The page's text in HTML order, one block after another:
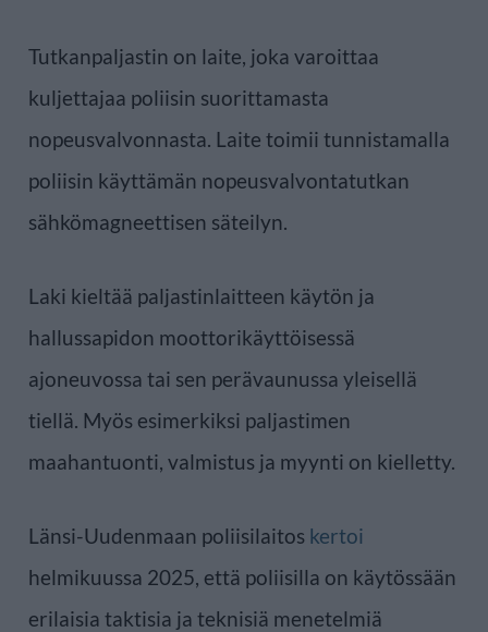
Tutkanpaljastin on laite, joka varoittaa
kuljettajaa poliisin suorittamasta
nopeusvalvonnasta. Laite toimii tunnistamalla
poliisin käyttämän nopeusvalvontatutkan
sähkömagneettisen säteilyn.
Laki kieltää paljastinlaitteen käytön ja
hallussapidon moottorikäyttöisessä
ajoneuvossa tai sen perävaunussa yleisellä
tiellä. Myös esimerkiksi paljastimen
maahantuonti, valmistus ja myynti on kielletty.
Länsi-Uudenmaan poliisilaitos kertoi
helmikuussa 2025, että poliisilla on käytössään
erilaisia taktisia ja teknisiä menetelmiä